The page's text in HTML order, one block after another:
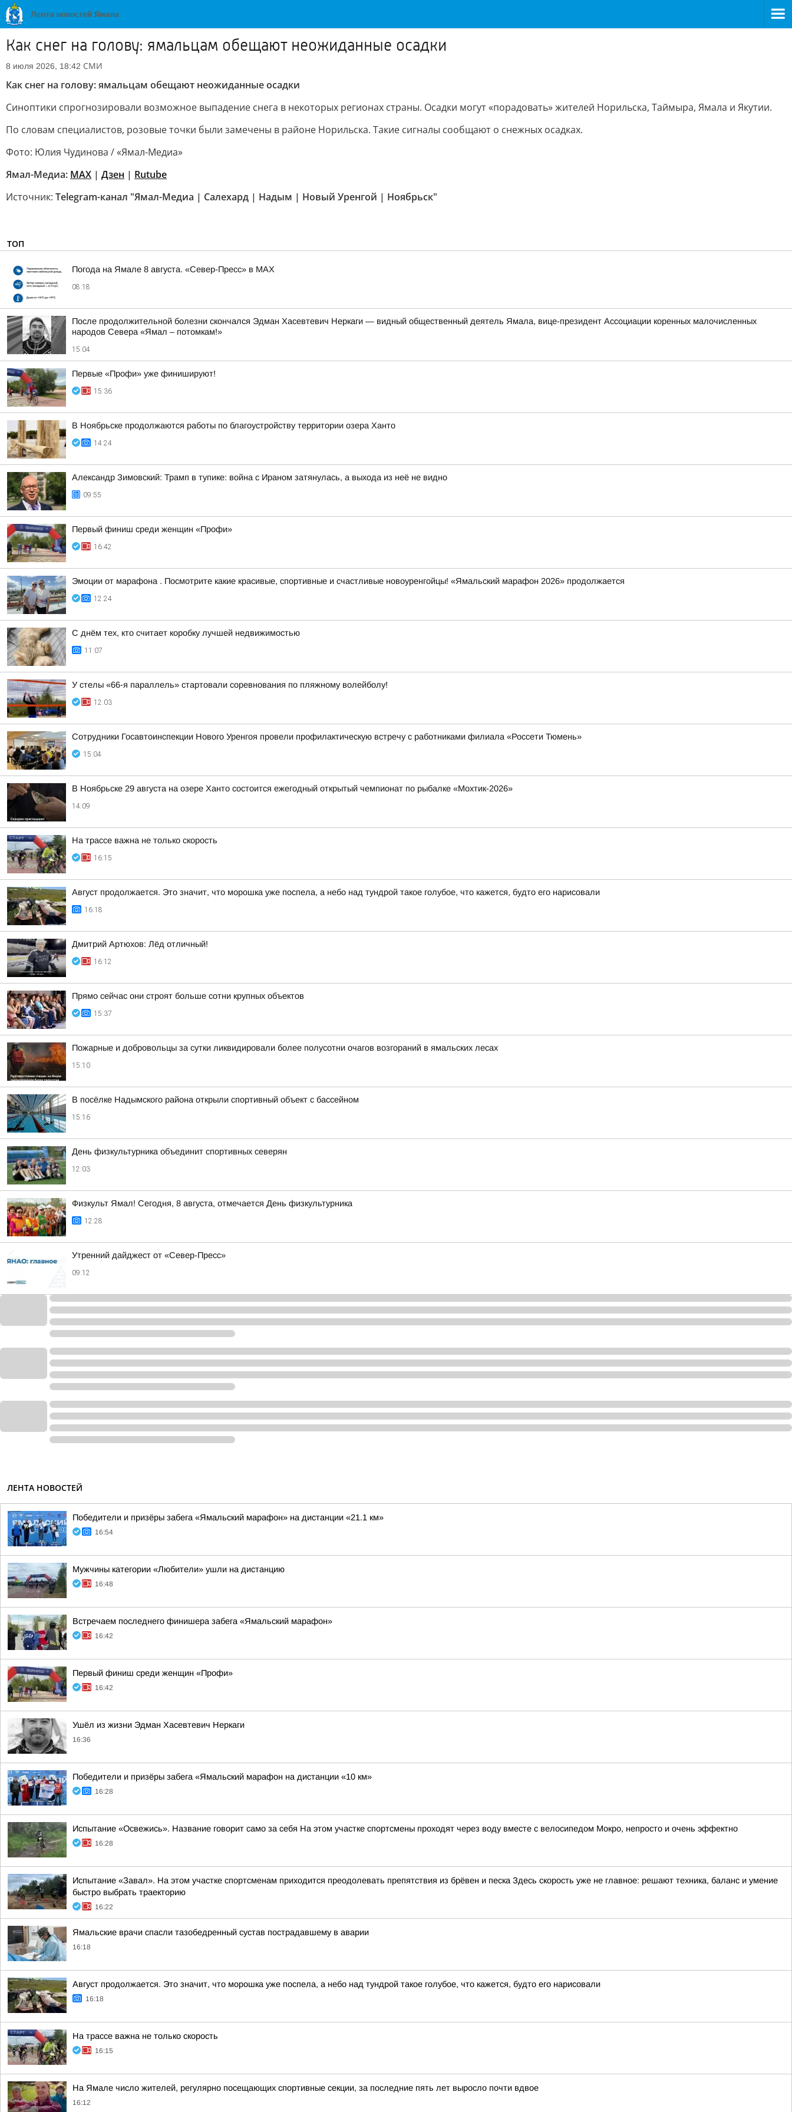
Как снег на голову: ямальцам обещают неожиданные осадки
8 июля 2026, 18:42 СМИ
Как снег на голову: ямальцам обещают неожиданные осадки
Синоптики спрогнозировали возможное выпадение снега в некоторых регионах страны. Осадки могут «порадовать» жителей Норильска, Таймыра, Ямала и Якутии.
По словам специалистов, розовые точки были замечены в районе Норильска. Такие сигналы сообщают о снежных осадках.
Фото: Юлия Чудинова / «Ямал-Медиа»
Ямал-Медиа: MAX | Дзен | Rutube
Источник: Telegram-канал "Ямал-Медиа | Салехард | Надым | Новый Уренгой | Ноябрьск"
ТОП
Погода на Ямале 8 августа. «Север-Пресс» в MAX
08:18
После продолжительной болезни скончался Эдман Хасевтевич Неркаги — видный общественный деятель Ямала, вице-президент Ассоциации коренных малочисленных
народов Севера «Ямал – потомкам!»
15:04
Первые «Профи» уже финишируют!
15:36
В Ноябрьске продолжаются работы по благоустройству территории озера Ханто
14:24
Александр Зимовский: Трамп в тупике: война с Ираном затянулась, а выхода из неё не видно
09:55
Первый финиш среди женщин «Профи»
16:42
Эмоции от марафона . Посмотрите какие красивые, спортивные и счастливые новоуренгойцы! «Ямальский марафон 2026» продолжается
12:24
С днём тех, кто считает коробку лучшей недвижимостью
11:07
У стелы «66-я параллель» стартовали соревнования по пляжному волейболу!
12:03
Сотрудники Госавтоинспекции Нового Уренгоя провели профилактическую встречу с работниками филиала «Россети Тюмень»
15:04
В Ноябрьске 29 августа на озере Ханто состоится ежегодный открытый чемпионат по рыбалке «Мохтик-2026»
14:09
На трассе важна не только скорость
16:15
Август продолжается. Это значит, что морошка уже поспела, а небо над тундрой такое голубое, что кажется, будто его нарисовали
16:18
Дмитрий Артюхов: Лёд отличный!
16:12
Прямо сейчас они строят больше сотни крупных объектов
15:37
Пожарные и добровольцы за сутки ликвидировали более полусотни очагов возгораний в ямальских лесах
15:10
В посёлке Надымского района открыли спортивный объект с бассейном
15:16
День физкультурника объединит спортивных северян
12:03
Физкульт Ямал! Сегодня, 8 августа, отмечается День физкультурника
12:28
Утренний дайджест от «Север-Пресс»
09:12
ЛЕНТА НОВОСТЕЙ
Победители и призёры забега «Ямальский марафон» на дистанции «21.1 км»
16:54
Мужчины категории «Любители» ушли на дистанцию
16:48
Встречаем последнего финишера забега «Ямальский марафон»
16:42
Первый финиш среди женщин «Профи»
16:42
Ушёл из жизни Эдман Хасевтевич Неркаги
16:36
Победители и призёры забега «Ямальский марафон на дистанции «10 км»
16:28
Испытание «Освежись». Название говорит само за себя На этом участке спортсмены проходят через воду вместе с велосипедом Мокро, непросто и очень эффектно
16:28
Испытание «Завал». На этом участке спортсменам приходится преодолевать препятствия из брёвен и песка Здесь скорость уже не главное: решают техника, баланс и умение
быстро выбрать траекторию
16:22
Ямальские врачи спасли тазобедренный сустав пострадавшему в аварии
16:18
Август продолжается. Это значит, что морошка уже поспела, а небо над тундрой такое голубое, что кажется, будто его нарисовали
16:18
На трассе важна не только скорость
16:15
На Ямале число жителей, регулярно посещающих спортивные секции, за последние пять лет выросло почти вдвое
16:12